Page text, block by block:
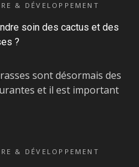
& DÉVELOPPEMENT
soin des cactus et des
?
sont désormais des
et il est important
& DÉVELOPPEMENT